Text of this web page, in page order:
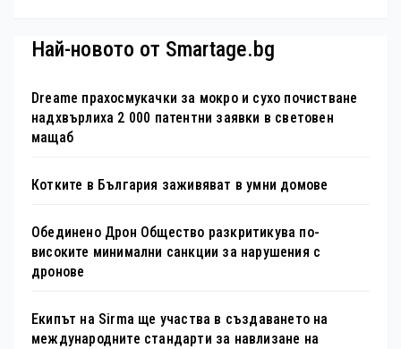
Най-новото от Smartage.bg
Dreame прахосмукачки за мокро и сухо почистване
надхвърлиха 2 000 патентни заявки в световен
мащаб
Котките в България заживяват в умни домове
Обединено Дрон Общество разкритикува по-
високите минимални санкции за нарушения с
дронове
Екипът на Sirma ще участва в създаването на
международните стандарти за навлизане на